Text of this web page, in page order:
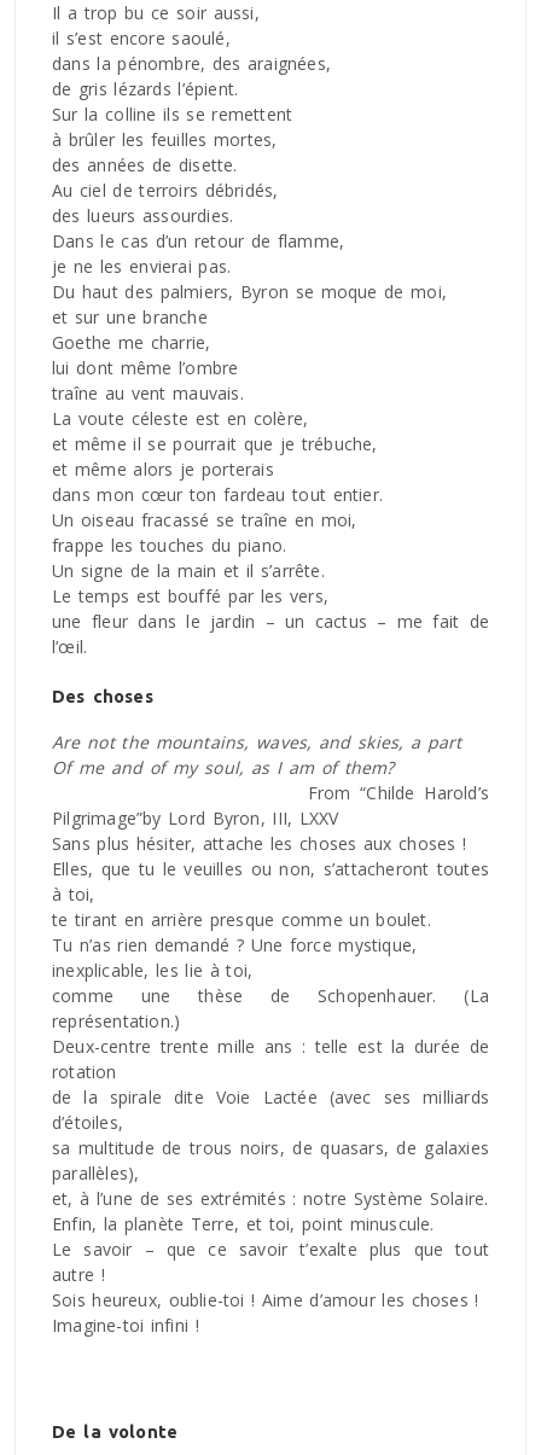
Il a trop bu ce soir aussi,
il s’est encore saoulé,
dans la pénombre, des araignées,
de gris lézards l’épient.
Sur la colline ils se remettent
à brûler les feuilles mortes,
des années de disette.
Au ciel de terroirs débridés,
des lueurs assourdies.
Dans le cas d’un retour de flamme,
je ne les envierai pas.
Du haut des palmiers, Byron se moque de moi,
et sur une branche
Goethe me charrie,
lui dont même l’ombre
traîne au vent mauvais.
La voute céleste est en colère,
et même il se pourrait que je trébuche,
et même alors je porterais
dans mon cœur ton fardeau tout entier.
Un oiseau fracassé se traîne en moi,
frappe les touches du piano.
Un signe de la main et il s’arrête.
Le temps est bouffé par les vers,
une fleur dans le jardin – un cactus – me fait de
l’œil.
Des choses
Are not the mountains, waves, and skies, a part
Of me and of my soul, as I am of them?
From “Childe Harold’s
Pilgrimage”by Lord Byron, III, LXXV
Sans plus hésiter, attache les choses aux choses !
Elles, que tu le veuilles ou non, s’attacheront toutes
à toi,
te tirant en arrière presque comme un boulet.
Tu n’as rien demandé ? Une force mystique,
inexplicable, les lie à toi,
comme une thèse de Schopenhauer. (La
représentation.)
Deux-centre trente mille ans : telle est la durée de
rotation
de la spirale dite Voie Lactée (avec ses milliards
d’étoiles,
sa multitude de trous noirs, de quasars, de galaxies
parallèles),
et, à l’une de ses extrémités : notre Système Solaire.
Enfin, la planète Terre, et toi, point minuscule.
Le savoir – que ce savoir t’exalte plus que tout
autre !
Sois heureux, oublie-toi ! Aime d’amour les choses !
Imagine-toi infini !
De la volonte